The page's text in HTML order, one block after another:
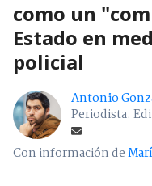
como un
Estado en
policial
Antonio
Periodista.
Con información de